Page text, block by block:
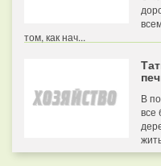
том, как нач...
В
все